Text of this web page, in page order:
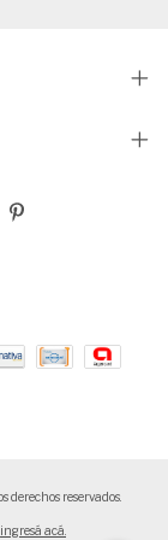
reservados.
ingresá acá.